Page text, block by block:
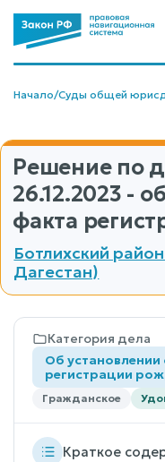
Начало/Суды общей
Решение по
26.12.2023 -
факта
Ботлихский
Дагестан)
Категория дела
Об установлении
регистрации
Гражданское
Краткое